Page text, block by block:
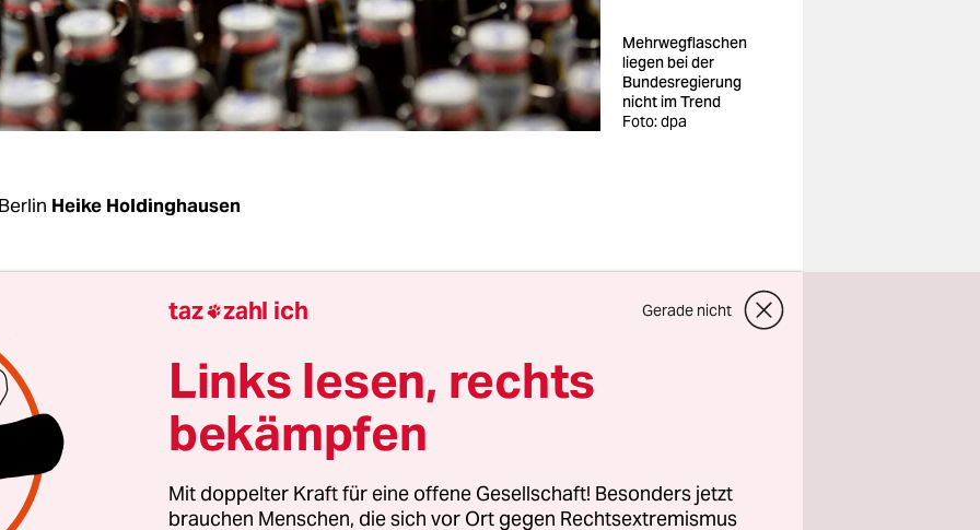
Mehrwegflaschen
liegen bei der
Bundesregierung
nicht im Trend
Foto: dpa
Heike Holdinghausen
blockiert in Brüssel eine fortschrittliche Abfallpolitik.
aus den Verhandlungen zur neuen EU-
die der taz vorliegen. Eine fortschrittliche
setzt vor allem auf Müllvermeidung – weshalb bei
Mehrwegsysteme in der Regel am
sind. Die EU-Kommission und einige EU-
darum dafür, Mehrwegsysteme gesetzlich zu
taz zahl ich Gerade nicht
Links lesen, rechts
bekämpfen
Mit doppelter Kraft für eine offene Gesellschaft! Besonders jetzt
brauchen Menschen, die sich vor Ort gegen Rechtsextremismus